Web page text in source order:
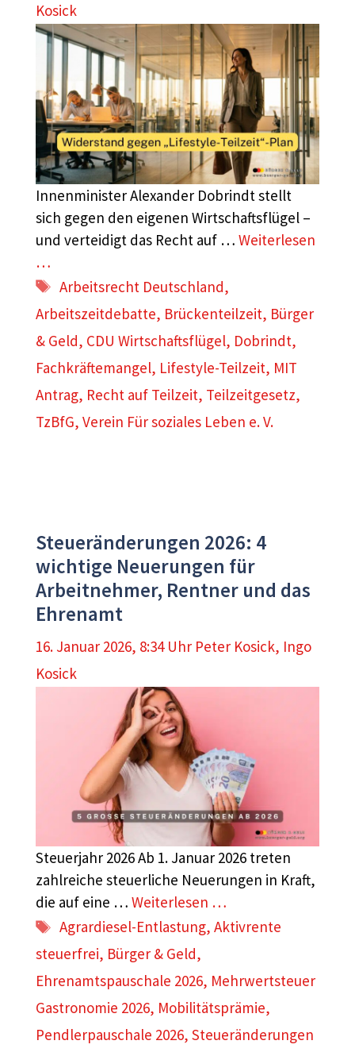
Kosick
Innenminister Alexander Dobrindt stellt
sich gegen den eigenen Wirtschaftsflügel –
und verteidigt das Recht auf … Weiterlesen
…
Schlagwörter
Arbeitsrecht Deutschland,
Arbeitszeitdebatte, Brückenteilzeit, Bürger
& Geld, CDU Wirtschaftsflügel, Dobrindt,
Fachkräftemangel, Lifestyle-Teilzeit, MIT
Antrag, Recht auf Teilzeit, Teilzeitgesetz,
TzBfG, Verein Für soziales Leben e. V.
Steueränderungen 2026: 4
wichtige Neuerungen für
Arbeitnehmer, Rentner und das
Ehrenamt
16. Januar 2026, 8:34 Uhr Peter Kosick, Ingo
Kosick
Steuerjahr 2026 Ab 1. Januar 2026 treten
zahlreiche steuerliche Neuerungen in Kraft,
die auf eine … Weiterlesen …
Schlagwörter
Agrardiesel-Entlastung,Aktivrente
steuerfrei, Bürger & Geld,
Ehrenamtspauschale 2026, Mehrwertsteuer
Gastronomie 2026, Mobilitätsprämie,
Pendlerpauschale 2026, Steueränderungen